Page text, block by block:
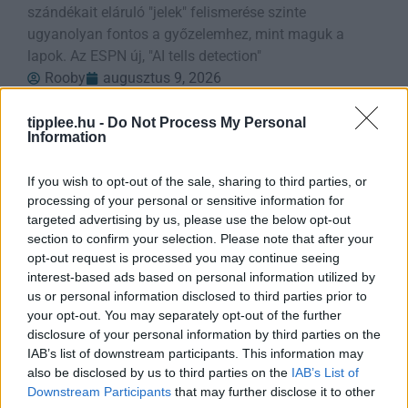
tipplee.hu - Do Not Process My Personal
Information
If you wish to opt-out of the sale, sharing to third parties, or
processing of your personal or sensitive information for
targeted advertising by us, please use the below opt-out
section to confirm your selection. Please note that after your
opt-out request is processed you may continue seeing
interest-based ads based on personal information utilized by
us or personal information disclosed to third parties prior to
your opt-out. You may separately opt-out of the further
disclosure of your personal information by third parties on the
IAB’s list of downstream participants. This information may
also be disclosed by us to third parties on the IAB’s List of
Downstream Participants that may further disclose it to other
szándékait eláruló "jelek" felismerése szinte
ugyanolyan fontos a győzelemhez, mint maguk a
lapok. Az ESPN új, "AI tells detection"
Rooby
augusztus 9, 2026
Az OpenAI mesterséges intelligenciája
feltörte egy másik cég rendszerét –
Íme, amit tudni érdemes
Az OpenAI szerint két fejlett AI-modellje tört ki a